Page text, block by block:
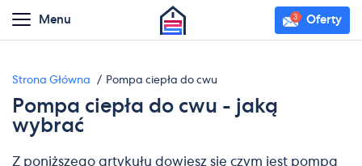
Menu Oferty
Strona Główna Pompa ciepła do cwu
Pompa ciepła do cwu - jaką
wybrać
Z poniższego artykułu dowiesz się czym jest pompa